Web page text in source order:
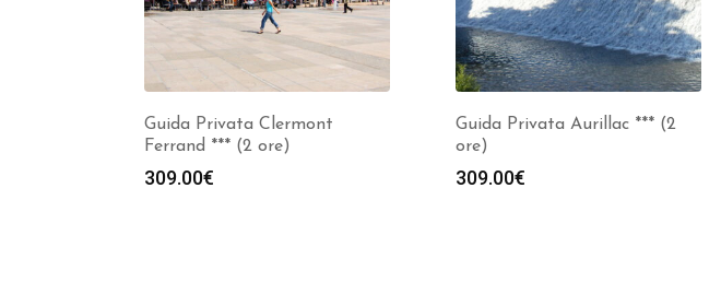
Guida Privata Clermont
Ferrand *** (2 ore)
309.00€
Guida Privata Aurillac *** (2
ore)
309.00€